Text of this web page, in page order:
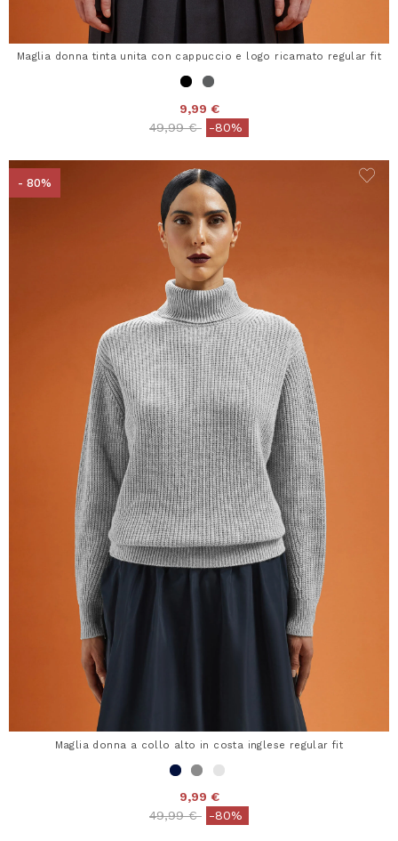
Maglia donna tinta unita con cappuccio e logo ricamato regular fit
9,99 €
Price reduced from
49,99 €to-80%
- 80%
Maglia donna a collo alto in costa inglese regular fit
9,99 €
Price reduced from
49,99 €to-80%